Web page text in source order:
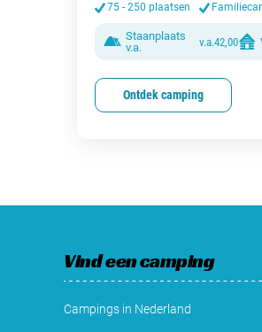
75 - 250 plaatsen
Staanplaats
v.a.
v.a.42,00
Ontdek camping
Vind een camping
Campings in Nederland